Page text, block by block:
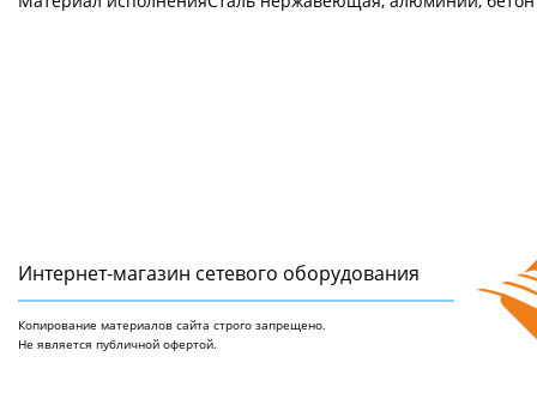
Интернет-магазин сетeвого оборудования
Копирование материалов сайта строго запрещено.
Не является публичной офертой.